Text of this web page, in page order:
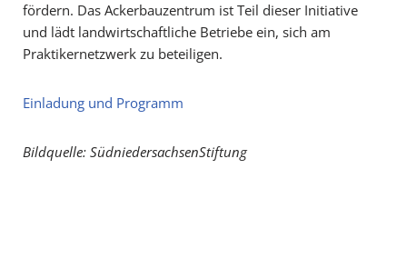
fördern. Das Ackerbauzentrum ist Teil dieser Initiative
und lädt landwirtschaftliche Betriebe ein, sich am
Praktikernetzwerk zu beteiligen.
Einladung und Programm
Bildquelle: SüdniedersachsenStiftung